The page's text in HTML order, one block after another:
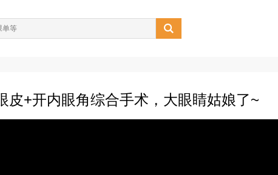

皮+开内眼角综合手术，大眼睛姑娘了~